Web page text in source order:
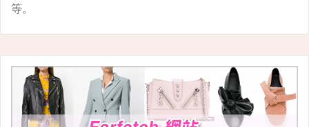
等。